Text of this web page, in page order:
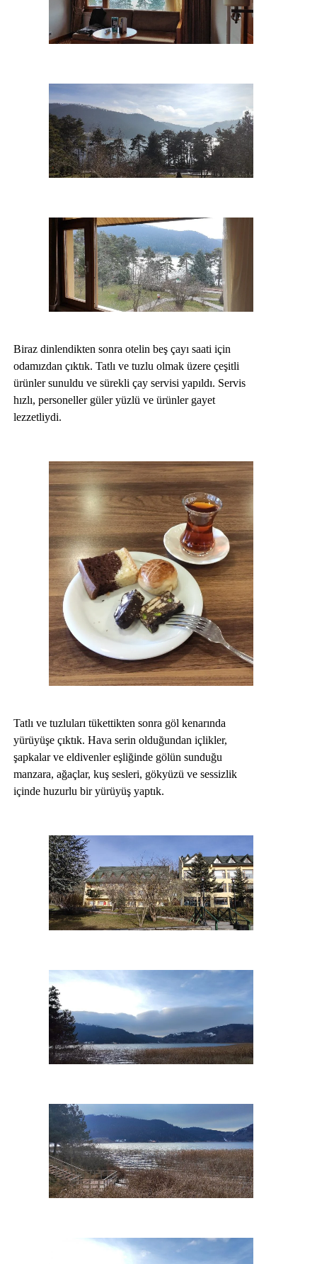
Biraz dinlendikten sonra otelin beş çayı saati için
odamızdan çıktık. Tatlı ve tuzlu olmak üzere çeşitli
ürünler sunuldu ve sürekli çay servisi yapıldı. Servis
hızlı, personeller güler yüzlü ve ürünler gayet
lezzetliydi.
Tatlı ve tuzluları tükettikten sonra göl kenarında
yürüyüşe çıktık. Hava serin olduğundan içlikler,
şapkalar ve eldivenler eşliğinde gölün sunduğu
manzara, ağaçlar, kuş sesleri, gökyüzü ve sessizlik
içinde huzurlu bir yürüyüş yaptık.